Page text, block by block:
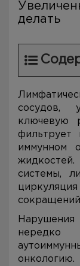
делать
сосудов,
ключевую
фильтрует
иммунном
системы,
Нарушения
нередко